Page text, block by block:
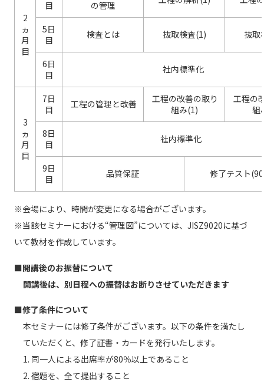
2
ヵ
月
目
目
の管理
5日
目
検査とは 抜取検査(1) 抜取
6日
目
社内標準化
3
ヵ
月
目
7日
目
工程の管理と改善
工程の改善の取り
組み(1)
工程の
組
8日
目
社内標準化
9日
目
品質保証 修了テスト
※会場により、時間が変更になる場合がございます。
※当該セミナーにおける“管理図”については、JISZ9020に基づ
いて教材を作成しています。
■開講後のお振替について
開講後は、別日程への振替はお断りさせていただきます
■修了条件について
本セミナーには修了条件がございます。以下の条件を満たし
ていただくと、修了証書・カードを発行いたします。
1. 同一人による出席率が80％以上であること
2. 宿題を、全て提出すること